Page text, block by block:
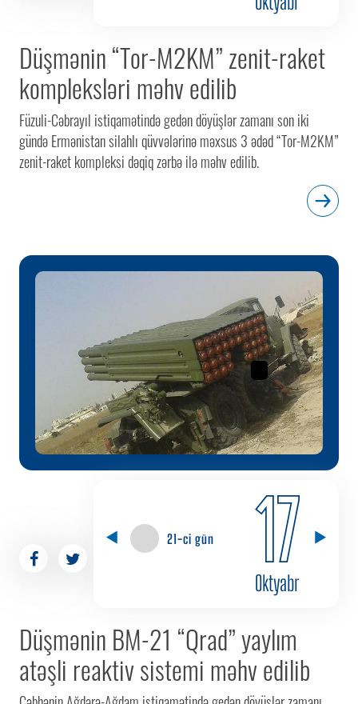
Düşmənin “Tor-M2KM” zenit-raket
kompleksləri məhv edilib
Füzuli-Cəbrayıl istiqamətində gedən döyüşlər zamanı son iki
gündə Ermənistan silahlı qüvvələrinə məxsus 3 ədəd “Tor-M2KM”
zenit-raket kompleksi dəqiq zərbə ilə məhv edilib.
21-ci gün 17
Oktyabr
Düşmənin BM-21 “Qrad” yaylım
atəşli reaktiv sistemi məhv edilib